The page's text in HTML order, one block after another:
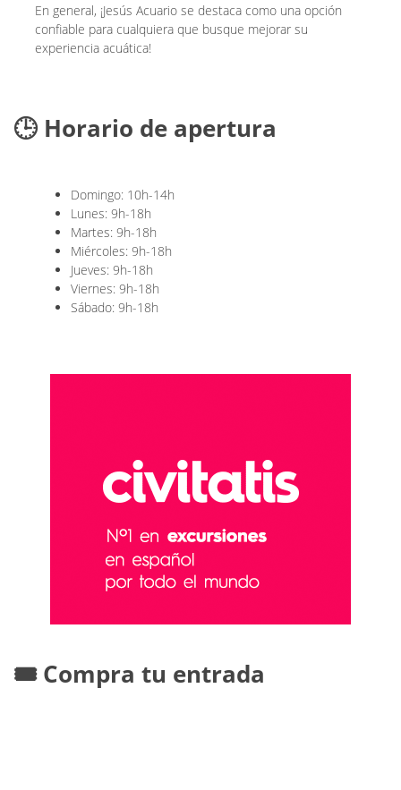
En general, ¡Jesús Acuario se destaca como una opción
confiable para cualquiera que busque mejorar su
experiencia acuática!
🕒 Horario de apertura
Domingo: 10h-14h
Lunes: 9h-18h
Martes: 9h-18h
Miércoles: 9h-18h
Jueves: 9h-18h
Viernes: 9h-18h
Sábado: 9h-18h
🎟️ Compra tu entrada